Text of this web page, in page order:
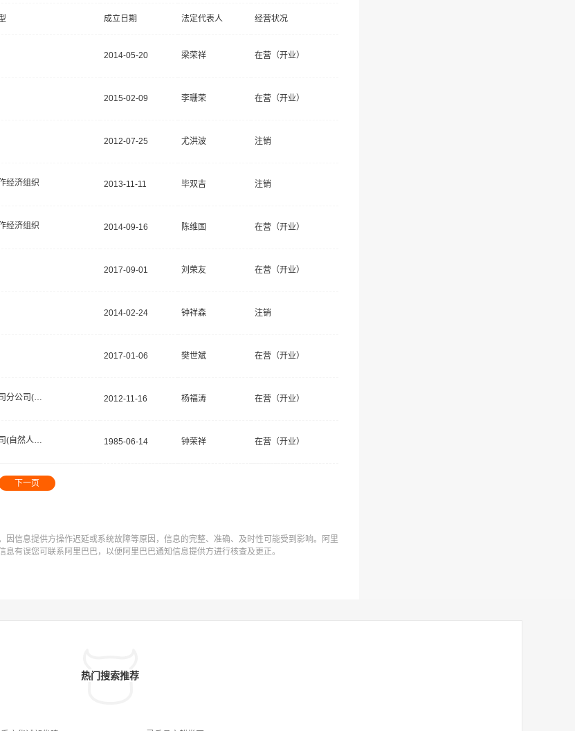
成立日期 法定代表人 经营状况
2014-05-20 梁荣祥 在营（开业）
2015-02-09 李珊荣 在营（开业）
2012-07-25 尤洪波 注销
经济组织 2013-11-11 毕双吉 注销
经济组织 2014-09-16 陈维国 在营（开业）
2017-09-01 刘荣友 在营（开业）
2014-02-24 钟祥森 注销
2017-01-06 樊世斌 在营（开业）
有限责任公司分公司(自然人投资或控股) 2012-11-16 杨福涛 在营（开业）
有限责任公司(自然人投资或控股) 1985-06-14 钟荣祥 在营（开业）
下一页
信息提供方操作迟延或系统故障等原因，信息的完整、准确、及时性可能受到影响。阿里
有误您可联系阿里巴巴，以便阿里巴巴通知信息提供方进行核查及更正。
热门搜索推荐